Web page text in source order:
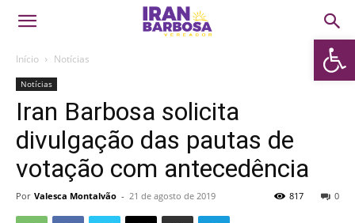
Abrir
Início Notícias
Notícias
Iran Barbosa solicita
divulgação das pautas de
votação com antecedência
Por Valesca Montalvão - 21 de agosto de 2019 0
817